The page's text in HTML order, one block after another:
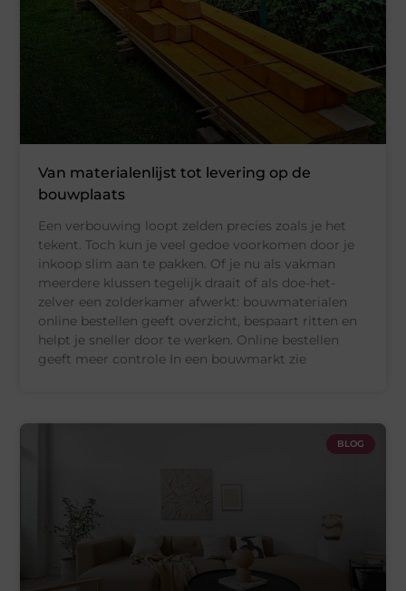
Van materialenlijst tot levering op de
bouwplaats
Een verbouwing loopt zelden precies zoals je het
tekent. Toch kun je veel gedoe voorkomen door je
inkoop slim aan te pakken. Of je nu als vakman
meerdere klussen tegelijk draait of als doe-het-
zelver een zolderkamer afwerkt: bouwmaterialen
online bestellen geeft overzicht, bespaart ritten en
helpt je sneller door te werken. Online bestellen
geeft meer controle In een bouwmarkt zie
BLOG